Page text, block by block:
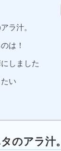
ラ汁。
は！
しました
い
のアラ汁。